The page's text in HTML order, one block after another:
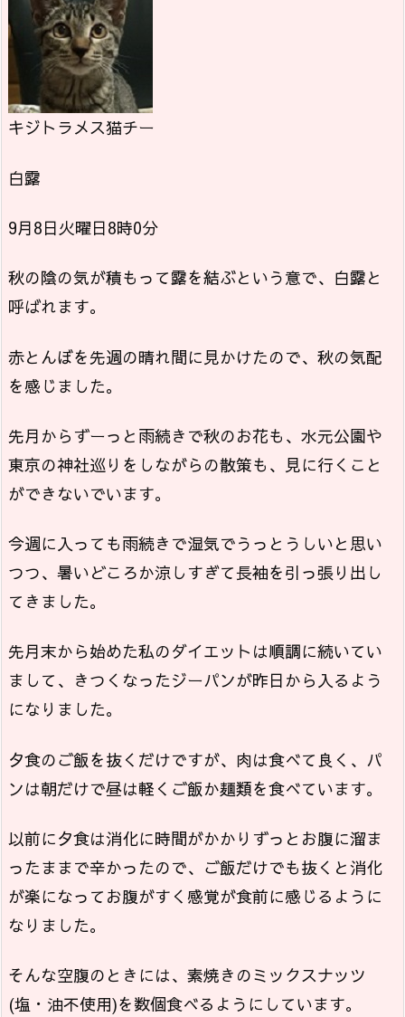
キジトラメス猫チー
白露
9月8日火曜日8時0分
秋の陰の気が積もって露を結ぶという意で、白露と
呼ばれます。
赤とんぼを先週の晴れ間に見かけたので、秋の気配
を感じました。
先月からずーっと雨続きで秋のお花も、水元公園や
東京の神社巡りをしながらの散策も、見に行くこと
ができないでいます。
今週に入っても雨続きで湿気でうっとうしいと思い
つつ、暑いどころか涼しすぎて長袖を引っ張り出し
てきました。
先月末から始めた私のダイエットは順調に続いてい
まして、きつくなったジーパンが昨日から入るよう
になりました。
夕食のご飯を抜くだけですが、肉は食べて良く、パ
ンは朝だけで昼は軽くご飯か麺類を食べています。
以前に夕食は消化に時間がかかりずっとお腹に溜ま
ったままで辛かったので、ご飯だけでも抜くと消化
が楽になってお腹がすく感覚が食前に感じるように
なりました。
そんな空腹のときには、素焼きのミックスナッツ
(塩・油不使用)を数個食べるようにしています。